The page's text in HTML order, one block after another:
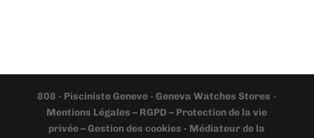
808 - Pisciniste Geneve -Geneva Watches Stores -
Mentions Légales – RGPD – Protection de la vie
privée – Gestion des cookies - Médiateur de la